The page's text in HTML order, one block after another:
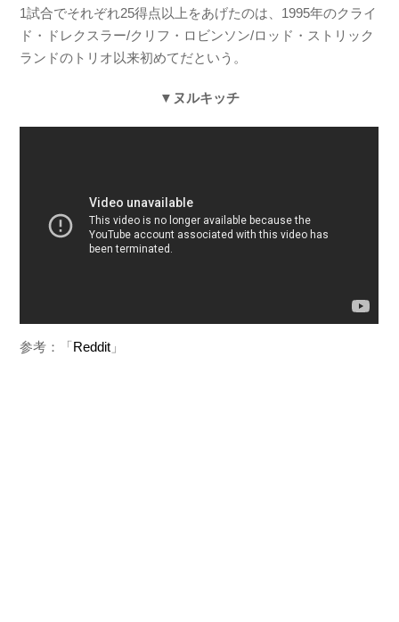
1試合でそれぞれ25得点以上をあげたのは、1995年のクライ
ド・ドレクスラー/クリフ・ロビンソン/ロッド・ストリック
ランドのトリオ以来初めてだという。
▼ヌルキッチ
参考：「Reddit 」